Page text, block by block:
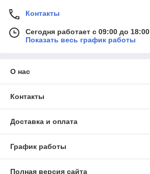
Контакты
Сегодня работает с 09:00 до 18:00
Показать весь график работы
О нас
Контакты
Доставка и оплата
График работы
Полная версия сайта